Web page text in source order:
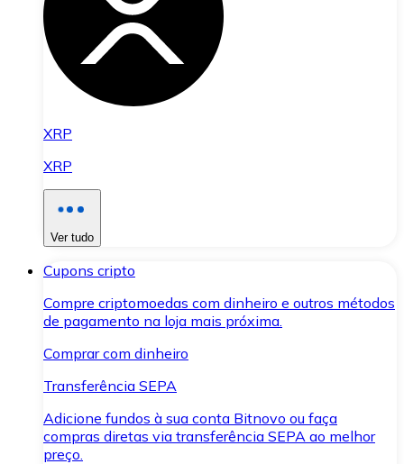
XRP
XRP
Ver tudo
Cupons cripto
Compre criptomoedas com dinheiro e outros métodos
de pagamento na loja mais próxima.
Comprar com dinheiro
Transferência SEPA
Adicione fundos à sua conta Bitnovo ou faça
compras diretas via transferência SEPA ao melhor
preço.